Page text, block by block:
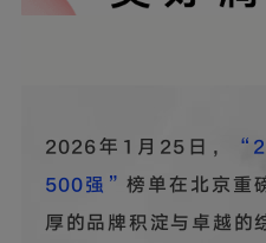
2026年1月25日，
500强” 榜单在北京重
厚的品牌积淀与卓越的